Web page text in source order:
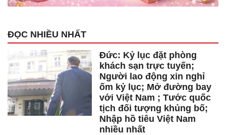
ĐỌC NHIỀU NHẤT
Đức: Kỷ lục đặt phòng
khách sạn trực tuyến;
Người lao động xin nghỉ
ốm kỷ lục; Mở đường bay
với Việt Nam ; Tước quốc
tịch đối tượng khủng bố;
Nhập hồ tiêu Việt Nam
nhiều nhất